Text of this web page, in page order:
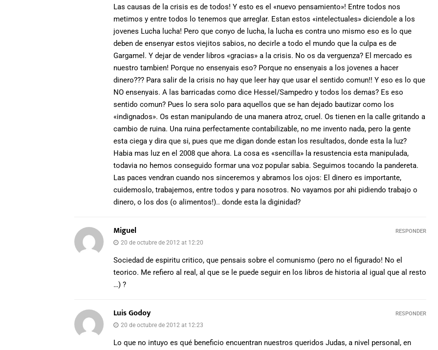
Las causas de la crisis es de todos! Y esto es el «nuevo pensamiento»! Entre todos nos
metimos y entre todos lo tenemos que arreglar. Estan estos «intelectuales» diciendole a los
jovenes Lucha lucha! Pero que conyo de lucha, la lucha es contra uno mismo eso es lo que
deben de ensenyar estos viejitos sabios, no decirle a todo el mundo que la culpa es de
Gargamel. Y dejar de vender libros «gracias» a la crisis. No os da verguenza? El mercado es
nuestro tambien! Porque no ensenyais eso? Porque no ensenyais a los jovenes a hacer
dinero??? Para salir de la crisis no hay que leer hay que usar el sentido comun!! Y eso es lo que
NO ensenyais. A las barricadas como dice Hessel/Sampedro y todos los demas? Es eso
sentido comun? Pues lo sera solo para aquellos que se han dejado bautizar como los
«indignados». Os estan manipulando de una manera atroz, cruel. Os tienen en la calle gritando a
cambio de ruina. Una ruina perfectamente contabilizable, no me invento nada, pero la gente
esta ciega y dira que si, pues que me digan donde estan los resultados, donde esta la luz?
Habia mas luz en el 2008 que ahora. La cosa es «sencilla» la resustencia esta manipulada,
todavia no hemos conseguido formar una voz popular sabia. Seguimos tocando la pandereta.
Las paces vendran cuando nos sinceremos y abramos los ojos: El dinero es importante,
cuidemoslo, trabajemos, entre todos y para nosotros. No vayamos por ahi pidiendo trabajo o
dinero, o los dos (o alimentos!).. donde esta la diginidad?
Miguel
20 de octubre de 2012 at 12:20
Sociedad de espiritu critico, que pensais sobre el comunismo (pero no el figurado! No el
teorico. Me refiero al real, al que se le puede seguir en los libros de historia al igual que al resto
…) ?
RESPONDER
Luis Godoy
20 de octubre de 2012 at 12:23
Lo que no intuyo es qué beneficio encuentran nuestros queridos Judas, a nivel personal, en
RESPONDER